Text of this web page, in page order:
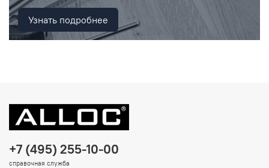
Узнать подробнее
+7 (495) 255-10-00
справочная служба